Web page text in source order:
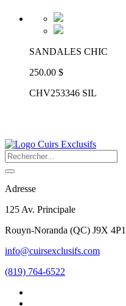
SANDALES CHIC
250.00 $
CHV253346 SIL
Adresse
125 Av. Principale
Rouyn-Noranda (QC) J9X 4P1
info@cuirsexclusifs.com
(819) 764-6522